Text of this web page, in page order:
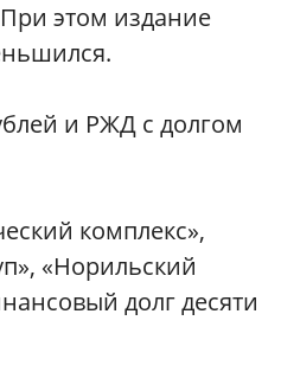
этом издание
и РЖД с долгом
комплекс»,
«Норильский
долг десяти